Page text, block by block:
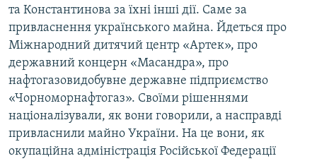
та Константинова за їхні інші дії. Саме за
привласнення українського майна. Йдеться про
Міжнародний дитячий центр «Артек», про
державний концерн «Масандра», про
нафтогазовидобувне державне підприємство
«Чорноморнафтогаз». Своїми рішеннями
націоналізували, як вони говорили, а насправді
привласнили майно України. На це вони, як
окупаційна адміністрація Російської Федерації